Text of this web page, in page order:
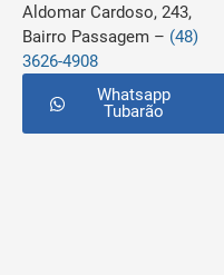
Aldomar Cardoso, 243,
Bairro Passagem – (48)
3626-4908
Whatsapp
Tubarão